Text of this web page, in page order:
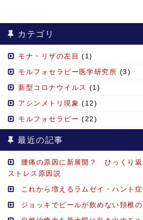
カテゴリ
モナ・リザの左目 (1)
モルフォセラピー医学研究所 (3)
新型コロナウイルス (1)
アシンメトリ現象 (12)
モルフォセラピー (22)
最近の記事
腰痛の原因に新展開？ ひっくり返
ストレス原因説
これから増えるラムゼイ・ハント
ジョッキでビールが飲めない頚椎の